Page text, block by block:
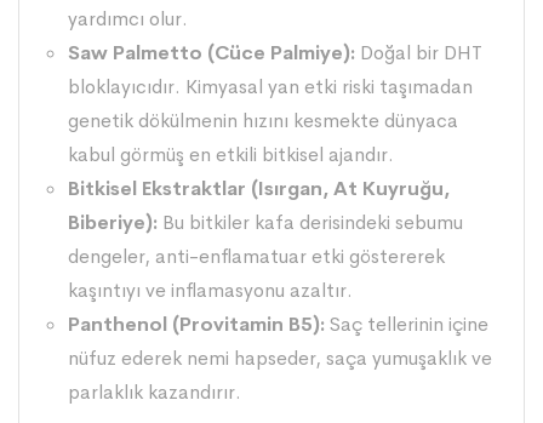
yardımcı olur.
Saw Palmetto (Cüce Palmiye): Doğal bir DHT
bloklayıcıdır. Kimyasal yan etki riski taşımadan
genetik dökülmenin hızını kesmekte dünyaca
kabul görmüş en etkili bitkisel ajandır.
Bitkisel Ekstraktlar (Isırgan, At Kuyruğu,
Biberiye): Bu bitkiler kafa derisindeki sebumu
dengeler, anti-enflamatuar etki göstererek
kaşıntıyı ve inflamasyonu azaltır.
Panthenol (Provitamin B5): Saç tellerinin içine
nüfuz ederek nemi hapseder, saça yumuşaklık ve
parlaklık kazandırır.